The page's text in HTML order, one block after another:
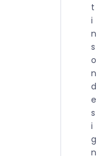
t
i
n
s
o
n
d
e
s
i
g
n